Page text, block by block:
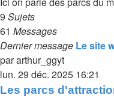
9 Sujets
61 Messages
Dernier message Le site
pararthur_ggyt
lun. 29 déc. 2025 16:21
Les parcs